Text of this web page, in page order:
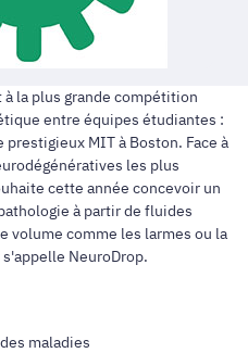
la plus grande compétition
entre équipes étudiantes :
prestigieux MIT à Boston. Face à
les plus
cette année concevoir un
à partir de fluides
volume comme les larmes ou la
NeuroDrop.
maladies